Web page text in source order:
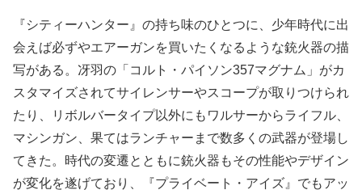
『シティーハンター』の持ち味のひとつに、少年時代に出
会えば必ずやエアーガンを買いたくなるような銃火器の描
写がある。冴羽の「コルト・パイソン357マグナム」がカ
スタマイズされてサイレンサーやスコープが取りつけられ
たり、リボルバータイプ以外にもワルサーからライフル、
マシンガン、果てはランチャーまで数多くの武器が登場し
てきた。時代の変遷とともに銃火器もその性能やデザイン
が変化を遂げており、『プライベート・アイズ』でもアッ